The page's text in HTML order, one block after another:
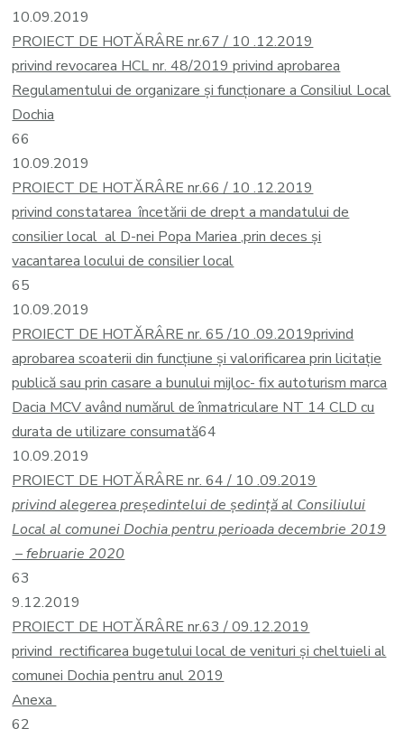
10.09.2019
PROIECT DE HOTĂRÂRE nr.67 / 10 .12.2019
privind revocarea HCL nr. 48/2019 privind aprobarea
Regulamentului de organizare și funcționare a Consiliul Local
Dochia
66
10.09.2019
PROIECT DE HOTĂRÂRE nr.66 / 10 .12.2019
privind constatarea încetării de drept a mandatului de
consilier local al D-nei Popa Mariea ,prin deces și
vacantarea locului de consilier local
65
10.09.2019
PROIECT DE HOTĂRÂRE nr. 65 /10 .09.2019privind
aprobarea scoaterii din funcțiune și valorificarea prin licitație
publică sau prin casare a bunului mijloc- fix autoturism marca
Dacia MCV având numărul de înmatriculare NT 14 CLD cu
durata de utilizare consumată64
10.09.2019
PROIECT DE HOTĂRÂRE nr. 64 / 10 .09.2019
privind alegerea președintelui de ședință al Consiliului
Local al comunei Dochia pentru perioadadecembrie 2019
– februarie 2020
63
9.12.2019
PROIECT DE HOTĂRÂRE nr.63 / 09.12.2019
privind rectificarea bugetului local de venituri și cheltuieli al
comunei Dochia pentru anul 2019
Anexa
62